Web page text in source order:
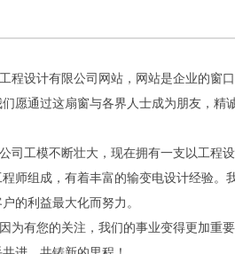
设计有限公司网站，网站是企业的窗
愿通过这扇窗与各界人士成为朋友，
工模不断壮大，现在拥有一支以工程
师组成，有着丰富的输变电设计经验。
的利益最大化而努力。
有您的关注，我们的事业变得更加重